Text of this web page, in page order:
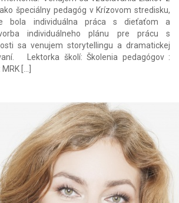
špeciálny pedagóg v Krízovom stredisku,
bola individuálna práca s dieťaťom a
individuálneho plánu pre prácu s
sa venujem storytellingu a dramatickej
Lektorka školí: Školenia pedagógov :
[…]